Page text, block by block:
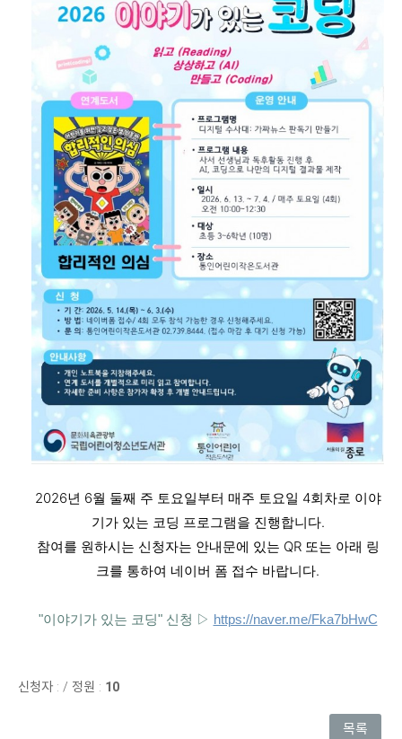
2026년 6월 둘째 주 토요일부터 매주 토요일 4회차로 이야
기가 있는 코딩 프로그램을 진행합니다.
참여를 원하시는 신청자는 안내문에 있는 QR 또는 아래 링
크를 통하여 네이버 폼 접수 바랍니다.
"이야기가 있는 코딩" 신청 ▷ https://naver.me/Fka7bHwC
신청자 : / 정원 : 10
목록